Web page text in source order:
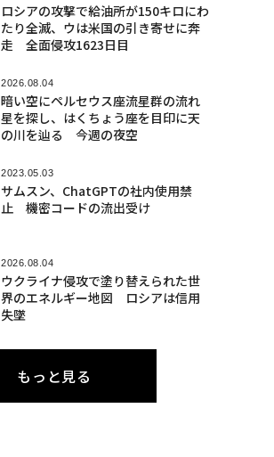
ロシアの攻撃で給油所が150キロにわ
たり全滅、ウは米国の引き寄せに奔
走 全面侵攻1623日目
2026.08.04
暗い空にペルセウス座流星群の流れ
星を探し、はくちょう座を目印に天
の川を辿る 今週の夜空
2023.05.03
サムスン、ChatGPTの社内使用禁
止 機密コードの流出受け
2026.08.04
ウクライナ侵攻で塗り替えられた世
界のエネルギー地図 ロシアは信用
失墜
もっと見る